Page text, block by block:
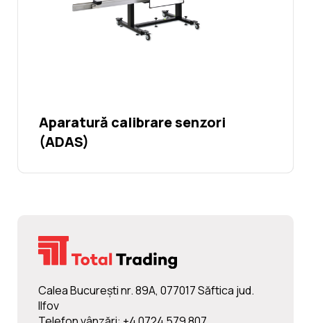
Aparatură calibrare senzori
(ADAS)
Calea Bucureşti nr. 89A, 077017 Săftica jud.
Ilfov